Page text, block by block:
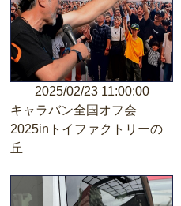
2025/02/23 11:00:00
キャラバン全国オフ会
2025inトイファクトリーの
丘